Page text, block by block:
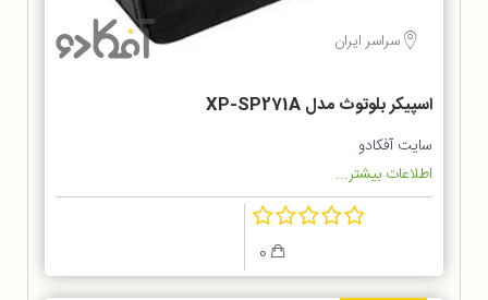
سراسر ایران
اسپیکر بلوتوث مدل XP-SP271A
سایت آفکادو
اطلاعات بیشتر...